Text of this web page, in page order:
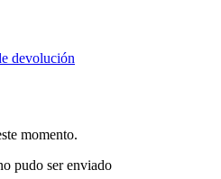
devolución
momento.
pudo ser enviado